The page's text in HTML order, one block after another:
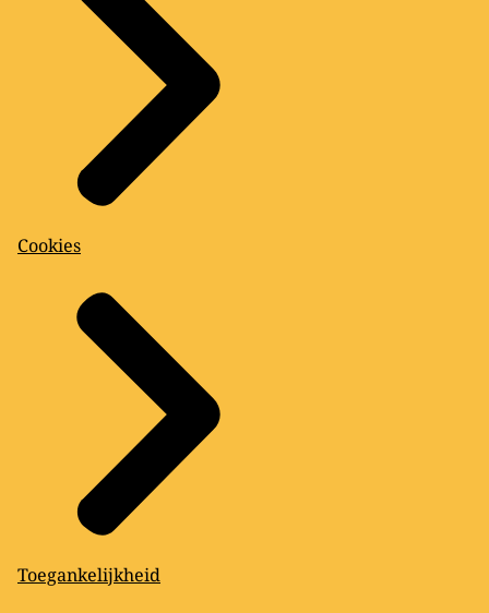
Cookies
Toegankelijkheid